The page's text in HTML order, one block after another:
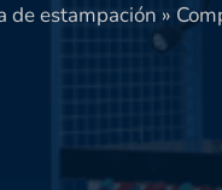
de estampación »